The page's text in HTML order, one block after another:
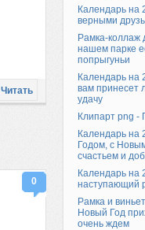
Читать
0
Календарь на
верными
Рамка-коллаж
нашем парке
попрыгуньи
Календарь на
вам принесет
удачу
Клипарт png -
Календарь на
Годом, с
счастьем и
Календарь на
наступающий
Рамка и
Новый Год
очень ждем